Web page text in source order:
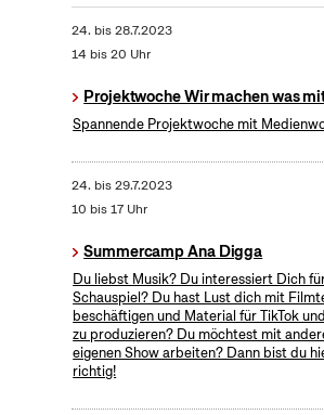
24. bis28.7.2023
14 bis 20 Uhr
Projektwoche Wir machen was
Spannende Projektwoche mit
24. bis29.7.2023
10 bis 17 Uhr
Summercamp Ana Digga
Du liebst Musik? Du interessiert Dich
Schauspiel? Du hast Lust dich mit
beschäftigen und Material für TikTok
zu produzieren? Du möchtest mit
eigenen Show arbeiten? Dann bist du
richtig!